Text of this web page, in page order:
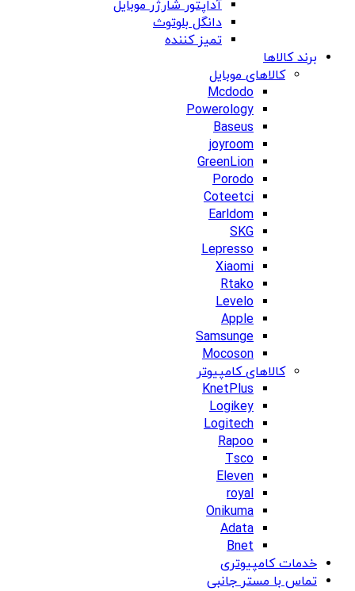
آداپتور شارژر موبایل
دانگل بلوتوث
تمیز کننده
برند کالاها
کالاهای موبایل
Mcdodo
Powerology
Baseus
joyroom
GreenLion
Porodo
Coteetci
Earldom
SKG
Lepresso
Xiaomi
Rtako
Levelo
Apple
Samsunge
Mocoson
کالاهای کامپیوتر
KnetPlus
Logikey
Logitech
Rapoo
Tsco
Eleven
royal
Onikuma
Adata
Bnet
خدمات کامپیوتری
تماس با مستر جانبی